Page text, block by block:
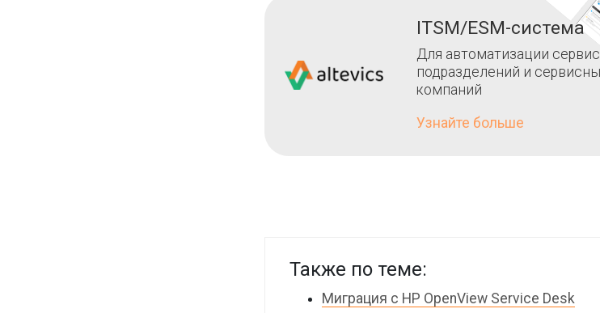
ITSM/ESM-система
Для автоматизации
подразделений и
компаний
Узнайте больше
Также по теме:
Миграция с HP OpenView Service Desk